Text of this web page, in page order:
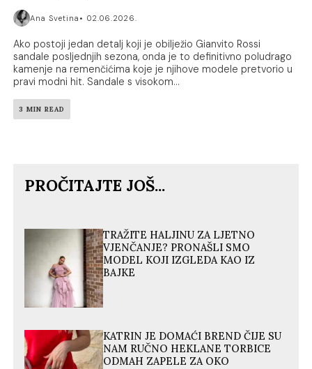
Ana Svetina 02.06.2026.
Ako postoji jedan detalj koji je obilježio Gianvito Rossi
sandale posljednjih sezona, onda je to definitivno poludrago
kamenje na remenčićima koje je njihove modele pretvorio u
pravi modni hit. Sandale s visokom...
3 MIN READ
PROČITAJTE JOŠ...
TRAŽITE HALJINU ZA LJETNO
VJENČANJE? PRONAŠLI SMO
MODEL KOJI IZGLEDA KAO IZ
BAJKE
KATRIN JE DOMAĆI BREND ČIJE SU
NAM RUČNO HEKLANE TORBICE
ODMAH ZAPELE ZA OKO